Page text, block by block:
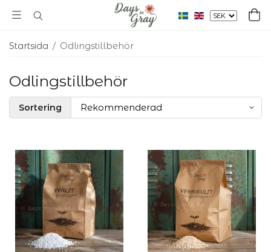
Startsida / Odlingstillbehör
Odlingstillbehör
Sortering